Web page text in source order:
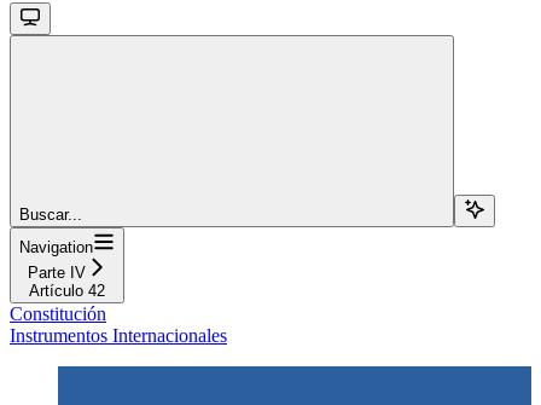
Buscar...
Navigation
Parte IV
Artículo 42
Constitución
Instrumentos Internacionales